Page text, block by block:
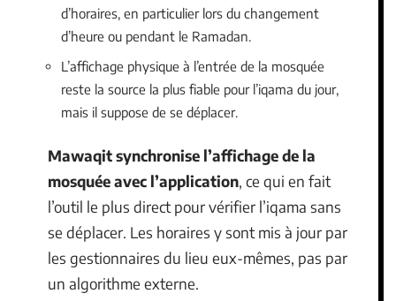
d’horaires, en particulier lors du changement
d’heure ou pendant le Ramadan.
L’affichage physique à l’entrée de la mosquée
reste la source la plus fiable pour l’iqama du jour,
mais il suppose de se déplacer.
Mawaqit synchronise l’affichage de la
mosquée avec l’application, ce qui en fait
l’outil le plus direct pour vérifier l’iqama sans
se déplacer. Les horaires y sont mis à jour par
les gestionnaires du lieu eux-mêmes, pas par
un algorithme externe.